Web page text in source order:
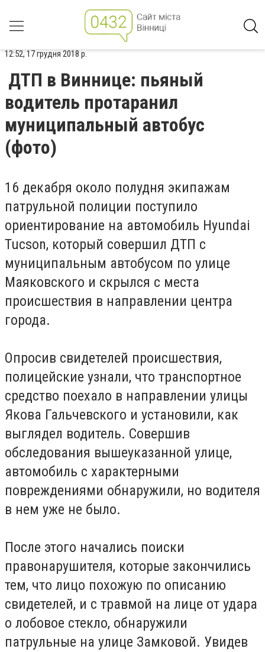
12:52, 17 грудня 2018 р.
ДТП в Виннице: пьяный
водитель протаранил
муниципальный автобус
(фото)
16 декабря около полудня экипажам
патрульной полиции поступило
ориентирование на автомобиль Hyundai
Tucson, который совершил ДТП с
муниципальным автобусом по улице
Маяковского и скрылся с места
происшествия в направлении центра
города.
Опросив свидетелей происшествия,
полицейские узнали, что транспортное
средство поехало в направлении улицы
Якова Гальчевского и установили, как
выглядел водитель. Совершив
обследования вышеуказанной улице,
автомобиль с характерными
повреждениями обнаружили, но водителя
в нем уже не было.
После этого начались поиски
правонарушителя, которые закончились
тем, что лицо похожую по описанию
свидетелей, и с травмой на лице от удара
о лобовое стекло, обнаружили
патрульные на улице Замковой. Увидев